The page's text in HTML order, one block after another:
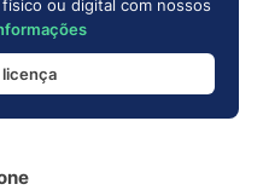
ou digital com nossos
licença